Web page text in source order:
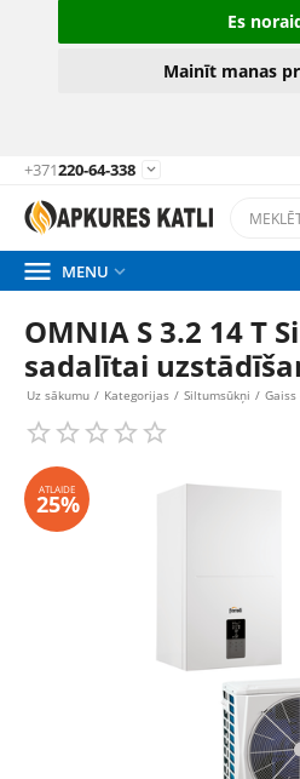
Es
Mainīt manas
+371220-64-338 
 MENU 
OMNIA S 3.2 14 T
sadalītai
Uz sākumu / Kategorijas / Siltumsūkņi / Gaiss
ATLAIDE
25%